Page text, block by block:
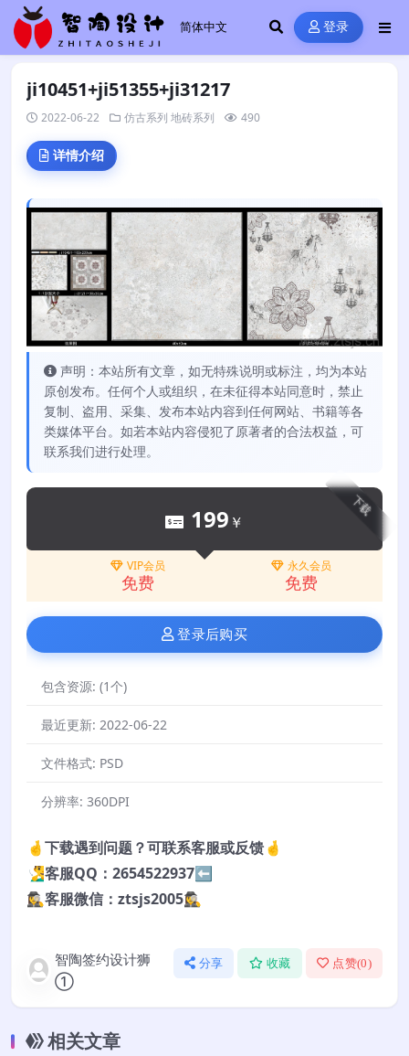
登录
ji10451+ji51355+ji31217
2022-06-22 仿古系列 地砖系列 490
详情介绍
声明：本站所有文章，如无特殊说明或标注，均为本站
原创发布。任何个人或组织，在未征得本站同意时，禁止
复制、盗用、采集、发布本站内容到任何网站、书籍等各
类媒体平台。如若本站内容侵犯了原著者的合法权益，可
联系我们进行处理。
下载
199 ￥
VIP会员
免费
永久会员
免费
登录后购买
包含资源: (1个)
最近更新: 2022-06-22
文件格式: PSD
分辨率: 360DPI
🤞下载遇到问题？可联系客服或反馈🤞
🧏‍♂️客服QQ：2654522937⬅️
🕵️‍♀️客服微信：ztsjs2005🕵️‍♀️
智陶签约设计狮
①
分享 收藏 点赞(0)
相关文章